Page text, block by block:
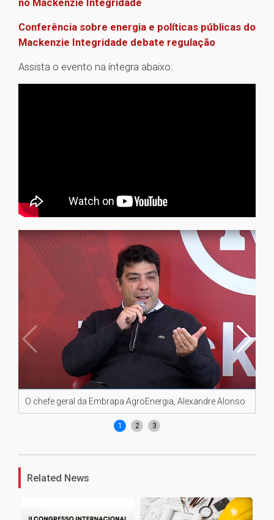
no Mackenzie Integridade
Conferência sobre energia e políticas públicas do
Mackenzie Integridade debate regulação
Assista o evento na íntegra abaixo:
O chefe geral da Embrapa AgroEnergia, Alexandre Alonso
1 2 3
Related News